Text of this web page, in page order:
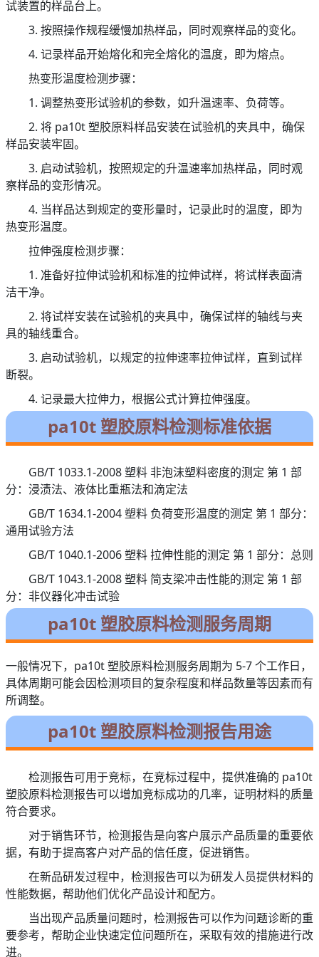
试装置的样品台上。
3. 按照操作规程缓慢加热样品，同时观察样品的变化。
4. 记录样品开始熔化和完全熔化的温度，即为熔点。
热变形温度检测步骤：
1. 调整热变形试验机的参数，如升温速率、负荷等。
2. 将 pa10t 塑胶原料样品安装在试验机的夹具中，确保
样品安装牢固。
3. 启动试验机，按照规定的升温速率加热样品，同时观
察样品的变形情况。
4. 当样品达到规定的变形量时，记录此时的温度，即为
热变形温度。
拉伸强度检测步骤：
1. 准备好拉伸试验机和标准的拉伸试样，将试样表面清
洁干净。
2. 将试样安装在试验机的夹具中，确保试样的轴线与夹
具的轴线重合。
3. 启动试验机，以规定的拉伸速率拉伸试样，直到试样
断裂。
4. 记录最大拉伸力，根据公式计算拉伸强度。
pa10t 塑胶原料检测标准依据
GB/T 1033.1-2008 塑料 非泡沫塑料密度的测定 第 1 部
分：浸渍法、液体比重瓶法和滴定法
GB/T 1634.1-2004 塑料 负荷变形温度的测定 第 1 部分：
通用试验方法
GB/T 1040.1-2006 塑料 拉伸性能的测定 第 1 部分：总则
GB/T 1043.1-2008 塑料 简支梁冲击性能的测定 第 1 部
分：非仪器化冲击试验
pa10t 塑胶原料检测服务周期
一般情况下，pa10t 塑胶原料检测服务周期为 5-7 个工作日，
具体周期可能会因检测项目的复杂程度和样品数量等因素而有
所调整。
pa10t 塑胶原料检测报告用途
检测报告可用于竞标，在竞标过程中，提供准确的 pa10t
塑胶原料检测报告可以增加竞标成功的几率，证明材料的质量
符合要求。
对于销售环节，检测报告是向客户展示产品质量的重要依
据，有助于提高客户对产品的信任度，促进销售。
在新品研发过程中，检测报告可以为研发人员提供材料的
性能数据，帮助他们优化产品设计和配方。
当出现产品质量问题时，检测报告可以作为问题诊断的重
要参考，帮助企业快速定位问题所在，采取有效的措施进行改
进。